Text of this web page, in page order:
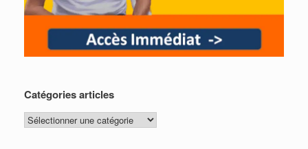
Catégories articles
Catégories
articles